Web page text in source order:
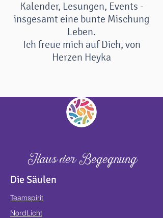
Kalender, Lesungen, Events -
insgesamt eine bunte Mischung
Leben.
Ich freue mich auf Dich, von
Herzen Heyka
Haus der Begegnung
Die Säulen
Teamspirit
NordLicht